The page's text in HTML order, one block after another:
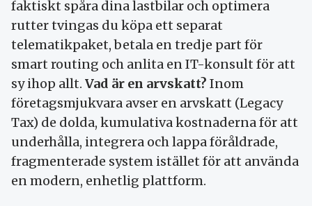
faktiskt spåra dina lastbilar och optimera
rutter tvingas du köpa ett separat
telematikpaket, betala en tredje part för
smart routing och anlita en IT-konsult för att
sy ihop allt. Vad är en arvskatt? Inom
företagsmjukvara avser en arvskatt (Legacy
Tax) de dolda, kumulativa kostnaderna för att
underhålla, integrera och lappa föråldrade,
fragmenterade system istället för att använda
en modern, enhetlig plattform.